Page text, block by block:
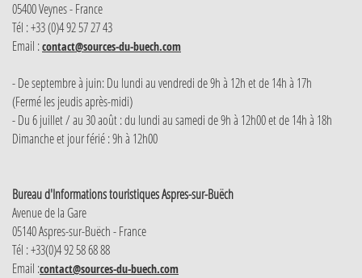
05400 Veynes - France
Tél : +33 (0)4 92 57 27 43
Email :contact@sources-du-buech.com
- De septembre à juin: Du lundi au vendredi de 9h à 12h et de 14h à 17h
(Fermé les jeudis après-midi)
- Du 6 juillet / au 30 août : du lundi au samedi de 9h à 12h00 et de 14h à 18h
Dimanche et jour férié : 9h à 12h00
Bureau d'Informations touristiques Aspres-sur-Buëch
Avenue de la Gare
05140 Aspres-sur-Buëch - France
Tél : +33(0)4 92 58 68 88
Email :contact@sources-du-buech.com